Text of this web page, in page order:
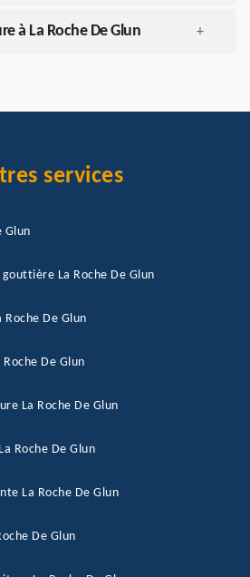
à La Roche De Glun +
services
Glun
La Roche De Glun
De Glun
De Glun
La Roche De Glun
Roche De Glun
La Roche De Glun
De Glun